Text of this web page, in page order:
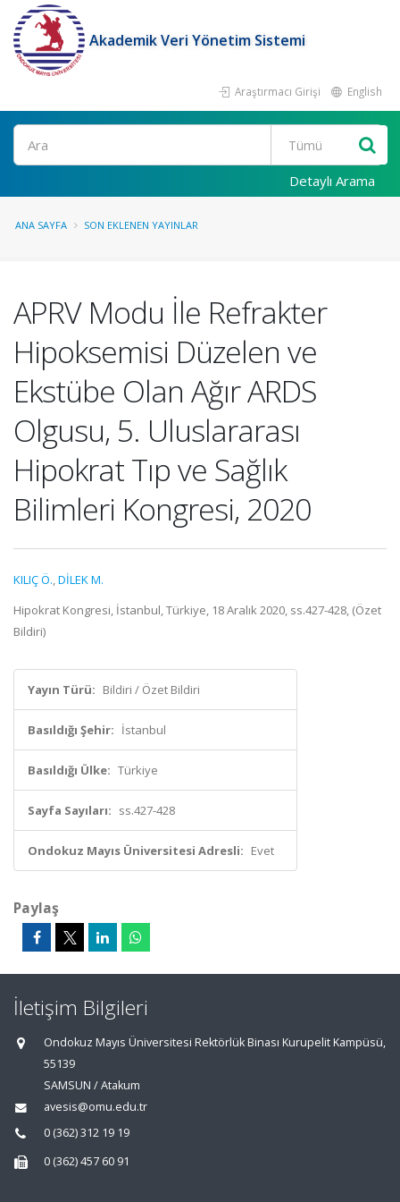
Akademik Veri Yönetim Sistemi
Araştırmacı Girişi English
Ara
Detaylı Arama
ANA SAYFA SON EKLENEN YAYINLAR
APRV Modu İle Refrakter
Hipoksemisi Düzelen ve
Ekstübe Olan Ağır ARDS
Olgusu, 5. Uluslararası
Hipokrat Tıp ve Sağlık
Bilimleri Kongresi, 2020
KILIÇ Ö.,DİLEK M.
Hipokrat Kongresi, İstanbul, Türkiye, 18 Aralık 2020, ss.427-428, (Özet
Bildiri)
Yayın Türü: Bildiri / Özet Bildiri
Basıldığı Şehir: İstanbul
Basıldığı Ülke: Türkiye
Sayfa Sayıları: ss.427-428
Ondokuz Mayıs Üniversitesi Adresli: Evet
Paylaş
İletişim Bilgileri
Ondokuz Mayıs Üniversitesi Rektörlük Binası Kurupelit Kampüsü,
55139
SAMSUN / Atakum
avesis@omu.edu.tr
0 (362) 312 19 19
0 (362) 457 60 91